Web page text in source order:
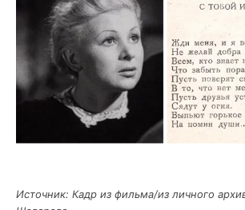
Источ­ник: Кадр из фильма/из лич­но­го